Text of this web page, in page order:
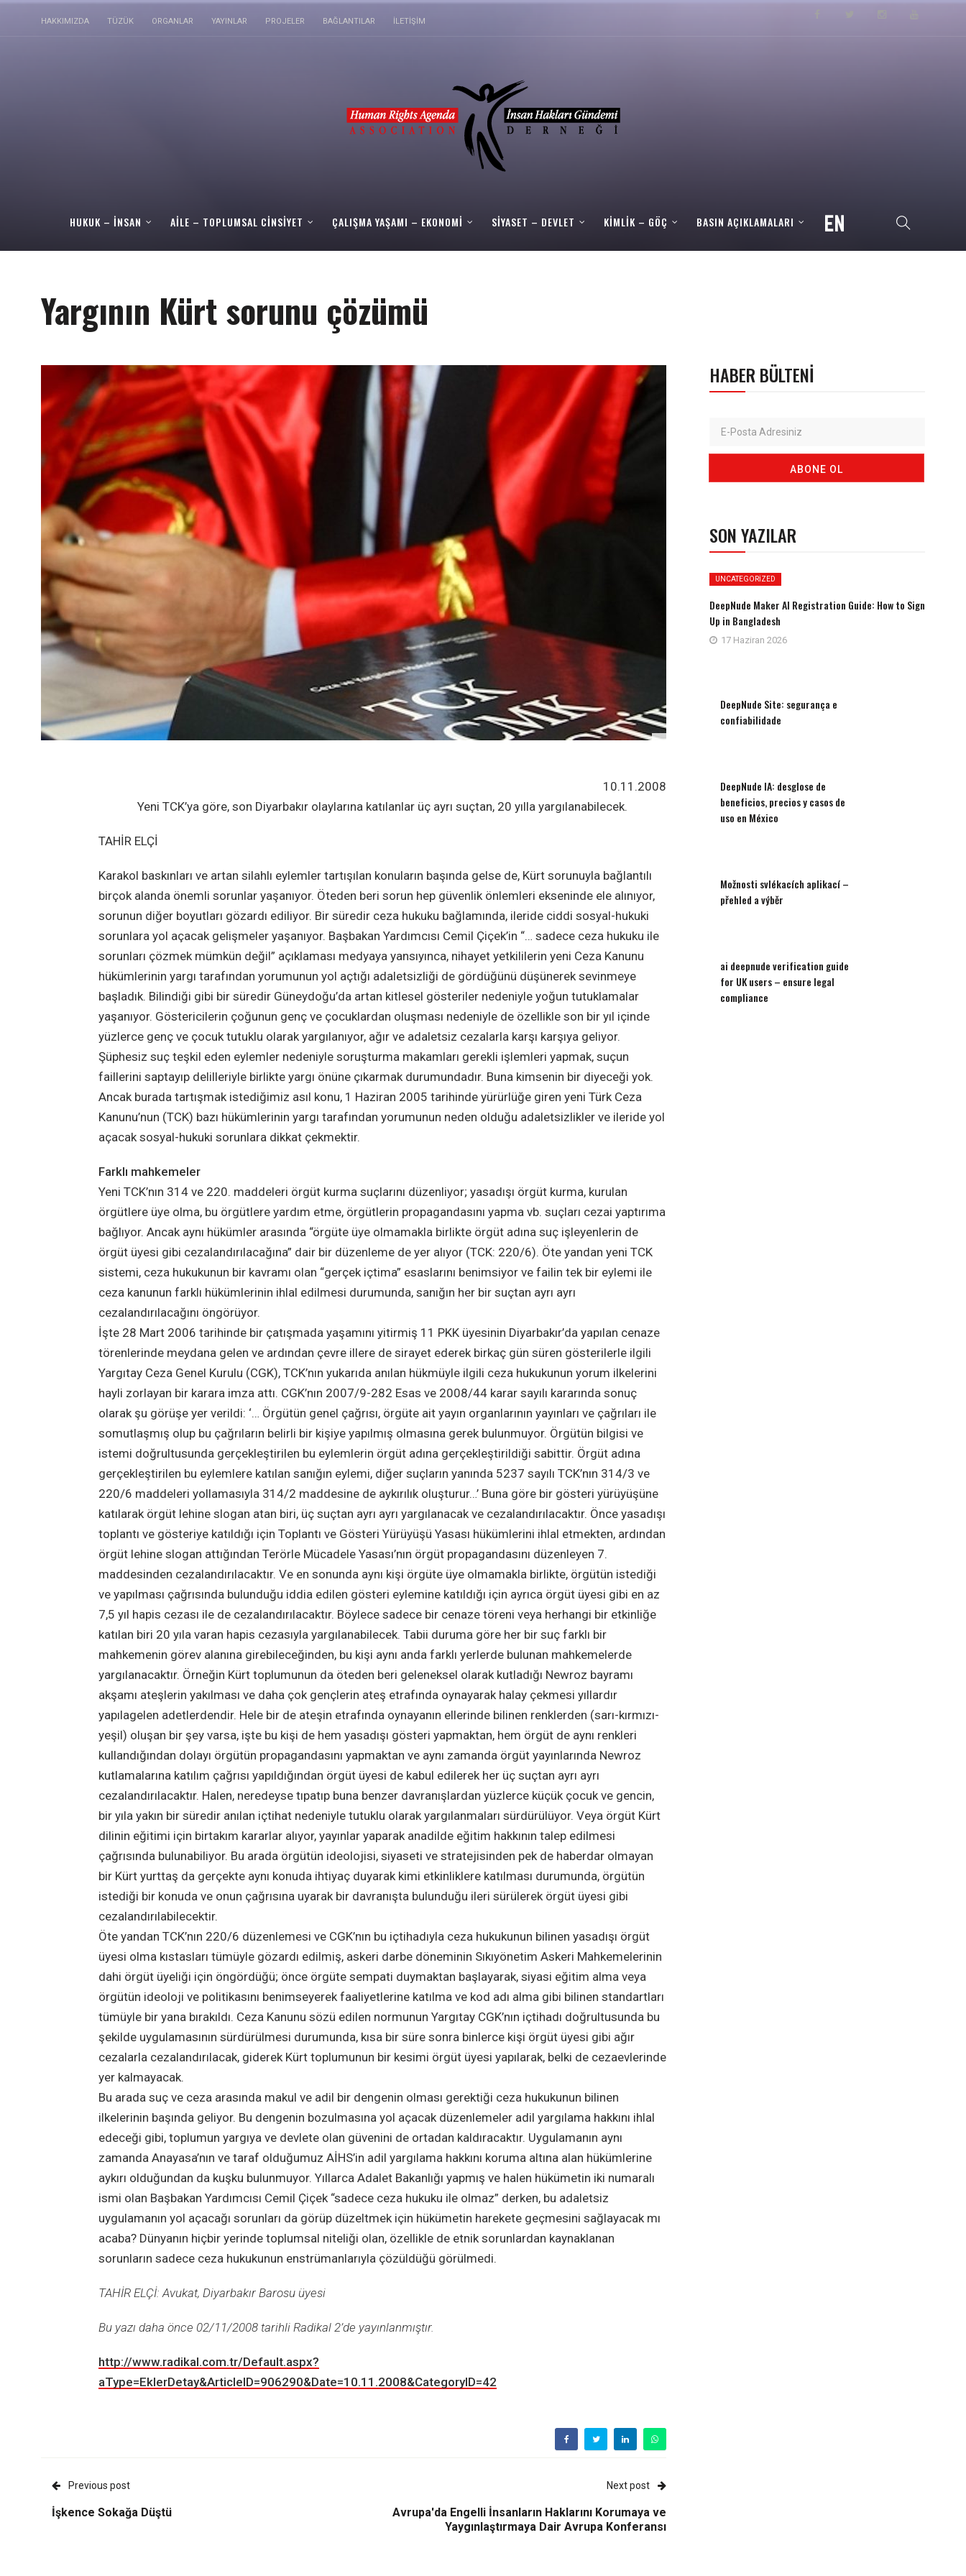
HAKKIMIZDA TÜZÜK ORGANLAR YAYINLAR PROJELER BAĞLANTILAR İLETIŞIM
HUKUK – İNSAN AILE – TOPLUMSAL CINSIYET ÇALIŞMA YAŞAMI – EKONOMI SIYASET – DEVLET KIMLIK – GÖÇ BASIN AÇIKLAMALARI
Yargının Kürt sorunu çözümü
10.11.2008
Yeni TCK’ya göre, son Diyarbakır olaylarına katılanlar üç ayrı suçtan, 20 yılla yargılanabilecek.
TAHİR ELÇİ
Karakol baskınları ve artan silahlı eylemler tartışılan konuların başında gelse de, Kürt sorunuyla bağlantılı
birçok alanda önemli sorunlar yaşanıyor. Öteden beri sorun hep güvenlik önlemleri ekseninde ele alınıyor,
sorunun diğer boyutları gözardı ediliyor. Bir süredir ceza hukuku bağlamında, ileride ciddi sosyal-hukuki
sorunlara yol açacak gelişmeler yaşanıyor. Başbakan Yardımcısı Cemil Çiçek’in “… sadece ceza hukuku ile
sorunları çözmek mümkün değil” açıklaması medyaya yansıyınca, nihayet yetkililerin yeni Ceza Kanunu
hükümlerinin yargı tarafından yorumunun yol açtığı adaletsizliği de gördüğünü düşünerek sevinmeye
başladık. Bilindiği gibi bir süredir Güneydoğu’da artan kitlesel gösteriler nedeniyle yoğun tutuklamalar
yaşanıyor. Göstericilerin çoğunun genç ve çocuklardan oluşması nedeniyle de özellikle son bir yıl içinde
yüzlerce genç ve çocuk tutuklu olarak yargılanıyor, ağır ve adaletsiz cezalarla karşı karşıya geliyor.
Şüphesiz suç teşkil eden eylemler nedeniyle soruşturma makamları gerekli işlemleri yapmak, suçun
faillerini saptayıp delilleriyle birlikte yargı önüne çıkarmak durumundadır. Buna kimsenin bir diyeceği yok.
Ancak burada tartışmak istediğimiz asıl konu, 1 Haziran 2005 tarihinde yürürlüğe giren yeni Türk Ceza
Kanunu’nun (TCK) bazı hükümlerinin yargı tarafından yorumunun neden olduğu adaletsizlikler ve ileride yol
açacak sosyal-hukuki sorunlara dikkat çekmektir.
Farklı mahkemeler
Yeni TCK’nın 314 ve 220. maddeleri örgüt kurma suçlarını düzenliyor; yasadışı örgüt kurma, kurulan
örgütlere üye olma, bu örgütlere yardım etme, örgütlerin propagandasını yapma vb. suçları cezai yaptırıma
bağlıyor. Ancak aynı hükümler arasında “örgüte üye olmamakla birlikte örgüt adına suç işleyenlerin de
örgüt üyesi gibi cezalandırılacağına” dair bir düzenleme de yer alıyor (TCK: 220/6). Öte yandan yeni TCK
sistemi, ceza hukukunun bir kavramı olan “gerçek içtima” esaslarını benimsiyor ve failin tek bir eylemi ile
ceza kanunun farklı hükümlerinin ihlal edilmesi durumunda, sanığın her bir suçtan ayrı ayrı
cezalandırılacağını öngörüyor.
İşte 28 Mart 2006 tarihinde bir çatışmada yaşamını yitirmiş 11 PKK üyesinin Diyarbakır’da yapılan cenaze
törenlerinde meydana gelen ve ardından çevre illere de sirayet ederek birkaç gün süren gösterilerle ilgili
Yargıtay Ceza Genel Kurulu (CGK), TCK’nın yukarıda anılan hükmüyle ilgili ceza hukukunun yorum ilkelerini
hayli zorlayan bir karara imza attı. CGK’nın 2007/9-282 Esas ve 2008/44 karar sayılı kararında sonuç
olarak şu görüşe yer verildi: ‘… Örgütün genel çağrısı, örgüte ait yayın organlarının yayınları ve çağrıları ile
somutlaşmış olup bu çağrıların belirli bir kişiye yapılmış olmasına gerek bulunmuyor. Örgütün bilgisi ve
istemi doğrultusunda gerçekleştirilen bu eylemlerin örgüt adına gerçekleştirildiği sabittir. Örgüt adına
gerçekleştirilen bu eylemlere katılan sanığın eylemi, diğer suçların yanında 5237 sayılı TCK’nın 314/3 ve
220/6 maddeleri yollamasıyla 314/2 maddesine de aykırılık oluşturur…’ Buna göre bir gösteri yürüyüşüne
katılarak örgüt lehine slogan atan biri, üç suçtan ayrı ayrı yargılanacak ve cezalandırılacaktır. Önce yasadışı
toplantı ve gösteriye katıldığı için Toplantı ve Gösteri Yürüyüşü Yasası hükümlerini ihlal etmekten, ardından
örgüt lehine slogan attığından Terörle Mücadele Yasası’nın örgüt propagandasını düzenleyen 7.
maddesinden cezalandırılacaktır. Ve en sonunda aynı kişi örgüte üye olmamakla birlikte, örgütün istediği
ve yapılması çağrısında bulunduğu iddia edilen gösteri eylemine katıldığı için ayrıca örgüt üyesi gibi en az
7,5 yıl hapis cezası ile de cezalandırılacaktır. Böylece sadece bir cenaze töreni veya herhangi bir etkinliğe
katılan biri 20 yıla varan hapis cezasıyla yargılanabilecek. Tabii duruma göre her bir suç farklı bir
mahkemenin görev alanına girebileceğinden, bu kişi aynı anda farklı yerlerde bulunan mahkemelerde
yargılanacaktır. Örneğin Kürt toplumunun da öteden beri geleneksel olarak kutladığı Newroz bayramı
akşamı ateşlerin yakılması ve daha çok gençlerin ateş etrafında oynayarak halay çekmesi yıllardır
yapılagelen adetlerdendir. Hele bir de ateşin etrafında oynayanın ellerinde bilinen renklerden (sarı-kırmızı-
yeşil) oluşan bir şey varsa, işte bu kişi de hem yasadışı gösteri yapmaktan, hem örgüt de aynı renkleri
kullandığından dolayı örgütün propagandasını yapmaktan ve aynı zamanda örgüt yayınlarında Newroz
kutlamalarına katılım çağrısı yapıldığından örgüt üyesi de kabul edilerek her üç suçtan ayrı ayrı
cezalandırılacaktır. Halen, neredeyse tıpatıp buna benzer davranışlardan yüzlerce küçük çocuk ve gencin,
bir yıla yakın bir süredir anılan içtihat nedeniyle tutuklu olarak yargılanmaları sürdürülüyor. Veya örgüt Kürt
dilinin eğitimi için birtakım kararlar alıyor, yayınlar yaparak anadilde eğitim hakkının talep edilmesi
çağrısında bulunabiliyor. Bu arada örgütün ideolojisi, siyaseti ve stratejisinden pek de haberdar olmayan
bir Kürt yurttaş da gerçekte aynı konuda ihtiyaç duyarak kimi etkinliklere katılması durumunda, örgütün
istediği bir konuda ve onun çağrısına uyarak bir davranışta bulunduğu ileri sürülerek örgüt üyesi gibi
cezalandırılabilecektir.
Öte yandan TCK’nın 220/6 düzenlemesi ve CGK’nın bu içtihadıyla ceza hukukunun bilinen yasadışı örgüt
üyesi olma kıstasları tümüyle gözardı edilmiş, askeri darbe döneminin Sıkıyönetim Askeri Mahkemelerinin
dahi örgüt üyeliği için öngördüğü; önce örgüte sempati duymaktan başlayarak, siyasi eğitim alma veya
örgütün ideoloji ve politikasını benimseyerek faaliyetlerine katılma ve kod adı alma gibi bilinen standartları
tümüyle bir yana bırakıldı. Ceza Kanunu sözü edilen normunun Yargıtay CGK’nın içtihadı doğrultusunda bu
şekilde uygulamasının sürdürülmesi durumunda, kısa bir süre sonra binlerce kişi örgüt üyesi gibi ağır
cezalarla cezalandırılacak, giderek Kürt toplumunun bir kesimi örgüt üyesi yapılarak, belki de cezaevlerinde
yer kalmayacak.
Bu arada suç ve ceza arasında makul ve adil bir dengenin olması gerektiği ceza hukukunun bilinen
ilkelerinin başında geliyor. Bu dengenin bozulmasına yol açacak düzenlemeler adil yargılama hakkını ihlal
edeceği gibi, toplumun yargıya ve devlete olan güvenini de ortadan kaldıracaktır. Uygulamanın aynı
zamanda Anayasa’nın ve taraf olduğumuz AİHS’in adil yargılama hakkını koruma altına alan hükümlerine
aykırı olduğundan da kuşku bulunmuyor. Yıllarca Adalet Bakanlığı yapmış ve halen hükümetin iki numaralı
ismi olan Başbakan Yardımcısı Cemil Çiçek “sadece ceza hukuku ile olmaz” derken, bu adaletsiz
uygulamanın yol açacağı sorunları da görüp düzeltmek için hükümetin harekete geçmesini sağlayacak mı
acaba? Dünyanın hiçbir yerinde toplumsal niteliği olan, özellikle de etnik sorunlardan kaynaklanan
sorunların sadece ceza hukukunun enstrümanlarıyla çözüldüğü görülmedi.
TAHİR ELÇİ: Avukat, Diyarbakır Barosu üyesi
Bu yazı daha önce 02/11/2008 tarihli Radikal 2’de yayınlanmıştır.
http://www.radikal.com.tr/Default.aspx?
aType=EklerDetay&ArticleID=906290&Date=10.11.2008&CategoryID=42
Previous post
İşkence Sokağa Düştü
Next post
Avrupa'da Engelli İnsanların Haklarını Korumaya ve
Yaygınlaştırmaya Dair Avrupa Konferansı
HABER BÜLTENI
SON YAZILAR
UNCATEGORIZED
DeepNude Maker AI Registration Guide: How to Sign
Up in Bangladesh
17 Haziran 2026
DeepNude Site: segurança e
confiabilidade
DeepNude IA: desglose de
beneficios, precios y casos de
uso en México
Možnosti svlékacích aplikací –
přehled a výběr
ai deepnude verification guide
for UK users – ensure legal
compliance